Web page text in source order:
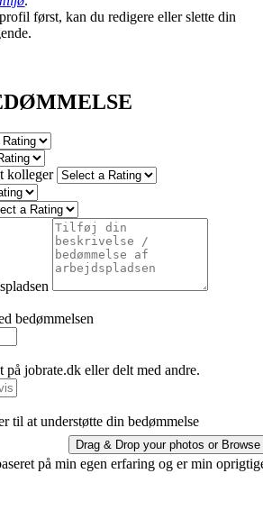
først, kan du redigere eller slette din
kolleger
bedømmelsen
jobrate.dk eller delt med andre.
til at understøtte din bedømmelse
Drag & Drop your photos or Browse
på min egen erfaring og er min